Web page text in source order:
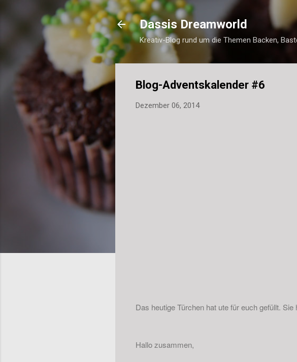
Dassis Dreamworld
Kreativ-Blog rund um die Themen Backen,
Blog-Adventskalender #6
Dezember 06, 2014
Das heutige Türchen hat ute für euch gefüllt.
Hallo zusammen,